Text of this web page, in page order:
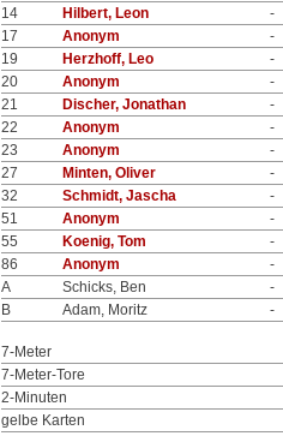
14
Hilbert, Leon
-
17
Anonym
-
19
Herzhoff, Leo
-
20
Anonym
-
21
Discher, Jonathan
-
22
Anonym
-
23
Anonym
-
27
Minten, Oliver
-
32
Schmidt, Jascha
-
51
Anonym
-
55
Koenig, Tom
-
86
Anonym
-
A
Schicks, Ben
-
B
Adam, Moritz -
7-Meter
7-Meter-Tore
2-Minuten
gelbe Karten